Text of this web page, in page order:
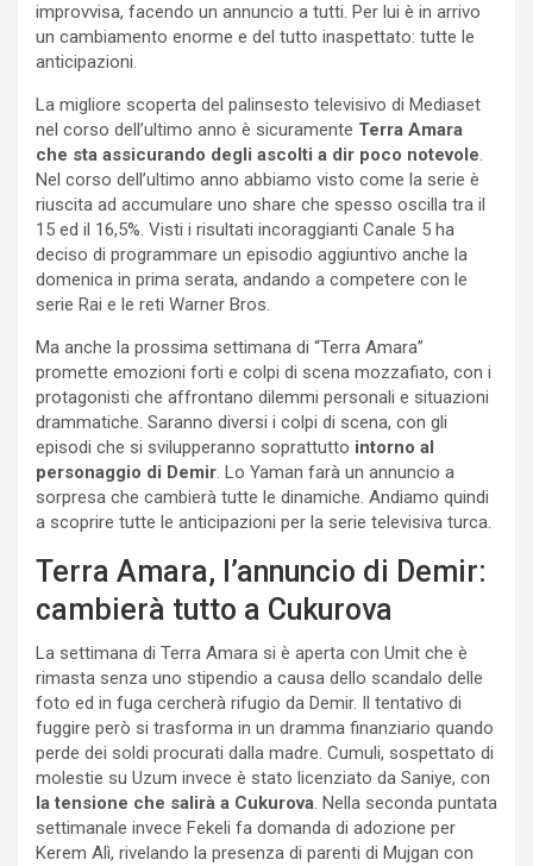
improvvisa, facendo un annuncio a tutti. Per lui è in arrivo
un cambiamento enorme e del tutto inaspettato: tutte le
anticipazioni.
La migliore scoperta del palinsesto televisivo di Mediaset
nel corso dell’ultimo anno è sicuramente Terra Amara
che sta assicurando degli ascolti a dir poco notevole.
Nel corso dell’ultimo anno abbiamo visto come la serie è
riuscita ad accumulare uno share che spesso oscilla tra il
15 ed il 16,5%. Visti i risultati incoraggianti Canale 5 ha
deciso di programmare un episodio aggiuntivo anche la
domenica in prima serata, andando a competere con le
serie Rai e le reti Warner Bros.
Ma anche la prossima settimana di “Terra Amara”
promette emozioni forti e colpi di scena mozzafiato, con i
protagonisti che affrontano dilemmi personali e situazioni
drammatiche. Saranno diversi i colpi di scena, con gli
episodi che si svilupperanno soprattutto intorno al
personaggio di Demir. Lo Yaman farà un annuncio a
sorpresa che cambierà tutte le dinamiche. Andiamo quindi
a scoprire tutte le anticipazioni per la serie televisiva turca.
Terra Amara, l’annuncio di Demir:
cambierà tutto a Cukurova
La settimana di Terra Amara si è aperta con Umit che è
rimasta senza uno stipendio a causa dello scandalo delle
foto ed in fuga cercherà rifugio da Demir. Il tentativo di
fuggire però si trasforma in un dramma finanziario quando
perde dei soldi procurati dalla madre. Cumuli, sospettato di
molestie su Uzum invece è stato licenziato da Saniye, con
la tensione che salirà a Cukurova. Nella seconda puntata
settimanale invece Fekeli fa domanda di adozione per
Kerem Alì, rivelando la presenza di parenti di Mujgan con